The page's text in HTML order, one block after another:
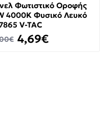
Φωτιστικό Οροφής
4000K Φυσικό Λευκό
V-TAC
4,69€